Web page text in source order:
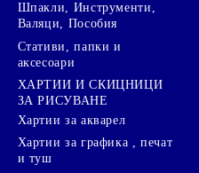
Шпакли, Инструменти,
Валяци, Пособия
Стативи, папки и
аксесоари
ХАРТИИ И СКИЦНИЦИ
ЗА РИСУВАНЕ
Хартии за акварел
Хартии за графика , печат
и туш